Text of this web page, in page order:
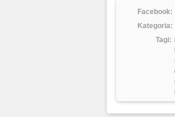
Facebook:
Kategoria:
Tagi: